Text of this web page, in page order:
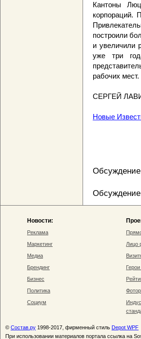
Кантоны
корпораций.
построили
и увеличили
уже три
рабочих мест.
СЕРГЕЙ
Новые
Новости:
Реклама
Маркетинг
Медиа
Брендинг
Бизнес
Политика
Социум
Лицо
Герои
© Состав.ру 1998-2017, фирменный стиль Depot WPF
При использовании материалов портала ссылка на